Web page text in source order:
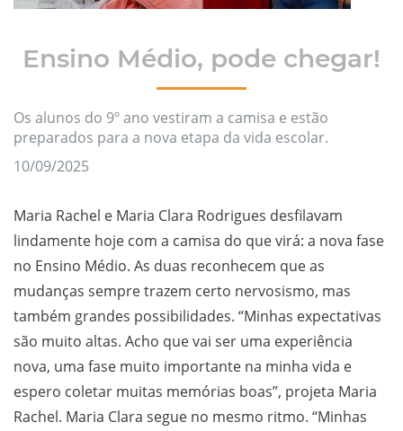
Ensino Médio, pode chegar!
Os alunos do 9º ano vestiram a camisa e estão
preparados para a nova etapa da vida escolar.
10/09/2025
Maria Rachel e Maria Clara Rodrigues desfilavam
lindamente hoje com a camisa do que virá: a nova fase
no Ensino Médio. As duas reconhecem que as
mudanças sempre trazem certo nervosismo, mas
também grandes possibilidades. “Minhas expectativas
são muito altas. Acho que vai ser uma experiência
nova, uma fase muito importante na minha vida e
espero coletar muitas memórias boas”, projeta Maria
Rachel. Maria Clara segue no mesmo ritmo. “Minhas